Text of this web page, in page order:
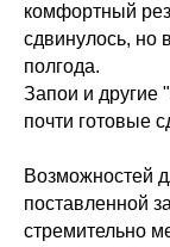
комфортный
сдвинулось, но
полгода.
Запои и другие
почти готовые
Возможностей
поставленной
стремительно